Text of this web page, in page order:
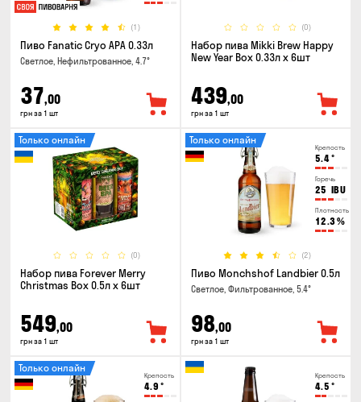
(1)
Пиво Fanatic Cryo APA 0.33л
Светлое, Нефильтрованное, 4.7°
37,00
грн за 1 шт
(0)
Набор пива Mikki Brew Happy
New Year Box 0.33л x 6шт
439,00
грн за 1 шт
(0)
Только онлайн
Набор пива Forever Merry
Christmas Box 0.5л x 6шт
549,00
грн за 1 шт
Крепость
5.4°
Горечь
25 IBU
Плотность
12.3%
(2)
Только онлайн
Пиво Monchshof Landbier 0.5л
Светлое, Фильтрованное, 5.4°
98,00
грн за 1 шт
Крепость
4.9 °
Только онлайн
Крепость
4.5 °